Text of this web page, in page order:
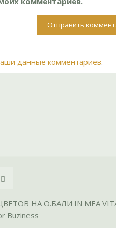
данные комментариев.
НА О.БАЛИ IN MEA
Buziness